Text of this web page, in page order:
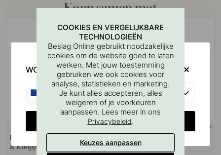
Koop samen met
Boorsjabloon voor handgrepen
& Knoppen
+ KLEUREN
Onbehandeld Eiken
COOKIES EN VERGELIJKBARE
TECHNOLOGIEËN
Beslag Online gebruikt noodzakelijke
cookies om de website goed te laten
werken. Met jouw toestemming
gebruiken we ook cookies voor
analyse, statistieken en marketing.
Je kunt alles accepteren, alles
weigeren of je voorkeuren
aanpassen. Lees meer in ons
Privacybeleid.
Keuzes aanpassen
WOULD YOU RATHER VISIT?
CHANGE COUNTRY